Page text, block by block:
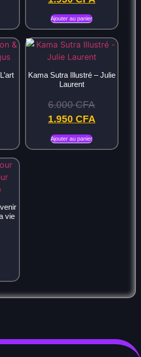
Ajouter au panier
Kama Sutra Illustré – Julie
Laurent
6.000CFA
1.950 CFA
Ajouter au panier
vie